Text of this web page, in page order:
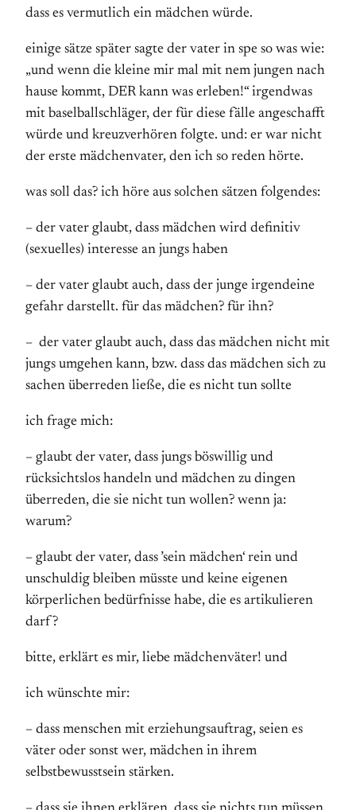
dass es vermutlich ein mädchen würde.
einige sätze später sagte der vater in spe so was wie:
„und wenn die kleine mir mal mit nem jungen nach
hause kommt, DER kann was erleben!“ irgendwas
mit baselballschläger, der für diese fälle angeschafft
würde und kreuzverhören folgte. und: er war nicht
der erste mädchenvater, den ich so reden hörte.
was soll das? ich höre aus solchen sätzen folgendes:
– der vater glaubt, dass mädchen wird definitiv
(sexuelles) interesse an jungs haben
– der vater glaubt auch, dass der junge irgendeine
gefahr darstellt. für das mädchen? für ihn?
– der vater glaubt auch, dass das mädchen nicht mit
jungs umgehen kann, bzw. dass das mädchen sich zu
sachen überreden ließe, die es nicht tun sollte
ich frage mich:
– glaubt der vater, dass jungs böswillig und
rücksichtslos handeln und mädchen zu dingen
überreden, die sie nicht tun wollen? wenn ja:
warum?
– glaubt der vater, dass ’sein mädchen‘ rein und
unschuldig bleiben müsste und keine eigenen
körperlichen bedürfnisse habe, die es artikulieren
darf?
bitte, erklärt es mir, liebe mädchenväter! und
ich wünschte mir:
– dass menschen mit erziehungsauftrag, seien es
väter oder sonst wer, mädchen in ihrem
selbstbewusstsein stärken.